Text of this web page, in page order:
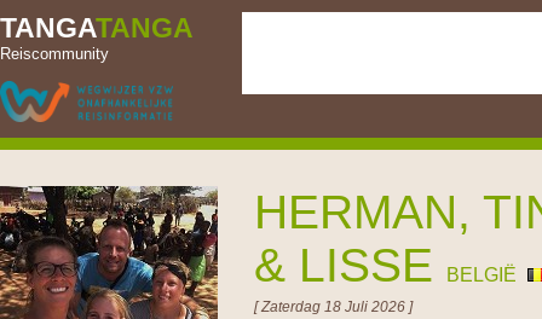
TANGATANGA
Reiscommunity
HERMAN,
& LISSE
BELGIË
[ Zaterdag 18 Juli 2026 ]